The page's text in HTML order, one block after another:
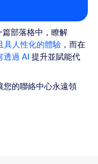
部落格中，瞭解
具人性化的體驗 ，而在
透過 AI 提升並賦能代
您的聯絡中心永遠領